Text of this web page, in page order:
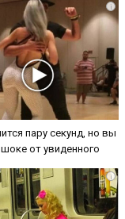
i
пару секунд, но вы
от увиденного
i